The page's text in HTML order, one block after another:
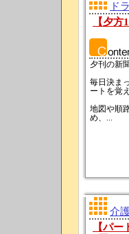
ド
【夕
夕刊の新
毎日決ま
ートを覚
地図や順
め、...
介
【パ